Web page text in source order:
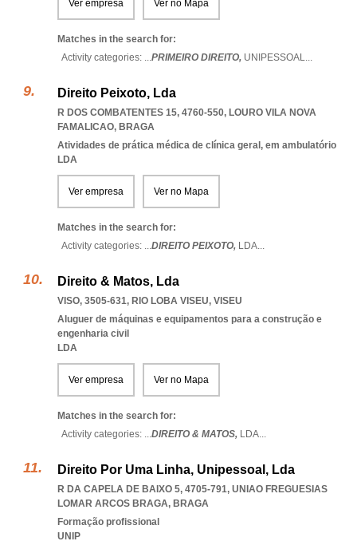
Ver empresa Ver no Mapa
Matches in the search for:
Activity categories: ...PRIMEIRO DIREITO, UNIPESSOAL...
Direito Peixoto, Lda
R DOS COMBATENTES 15, 4760-550, LOURO VILA NOVA
FAMALICAO, BRAGA
Atividades de prática médica de clínica geral, em ambulatório
LDA
Ver empresa Ver no Mapa
Matches in the search for:
Activity categories: ...DIREITO PEIXOTO, LDA...
Direito & Matos, Lda
VISO, 3505-631, RIO LOBA VISEU, VISEU
Aluguer de máquinas e equipamentos para a construção e
engenharia civil
LDA
Ver empresa Ver no Mapa
Matches in the search for:
Activity categories: ...DIREITO & MATOS, LDA...
Direito Por Uma Linha, Unipessoal, Lda
R DA CAPELA DE BAIXO 5, 4705-791, UNIAO FREGUESIAS
LOMAR ARCOS BRAGA, BRAGA
Formação profissional
UNIP